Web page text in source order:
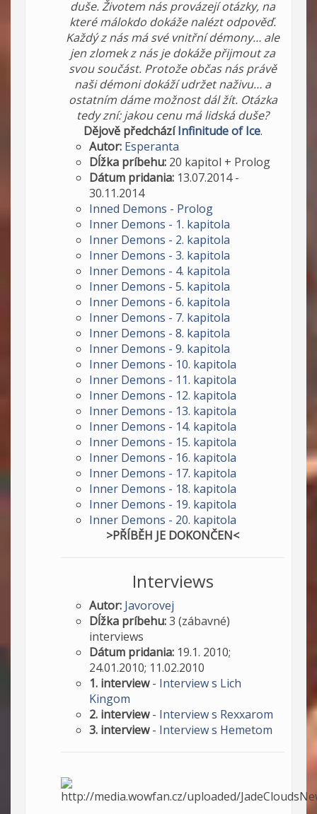
duše. Životem nás provázejí otázky, na
které málokdo dokáže nalézt odpověď.
Každý z nás má své vnitřní démony… ale
jen zlomek z nás je dokáže přijmout za
svou součást. Protože občas nás právě
naši démoni dokáží udržet naživu… a
ostatním dáme možnost dál žít. Otázka
tedy zní: jakou cenu má lidská duše?
Dějově předcházíInfinitude of Ice.
Autor: Esperanta
Dĺžka príbehu: 20 kapitol + Prolog
Dátum pridania: 13.07.2014 -
30.11.2014
Inned Demons - Prolog
Inner Demons - 1. kapitola
Inner Demons - 2. kapitola
Inner Demons - 3. kapitola
Inner Demons - 4. kapitola
Inner Demons - 5. kapitola
Inner Demons - 6. kapitola
Inner Demons - 7. kapitola
Inner Demons - 8. kapitola
Inner Demons - 9. kapitola
Inner Demons - 10. kapitola
Inner Demons - 11. kapitola
Inner Demons - 12. kapitola
Inner Demons - 13. kapitola
Inner Demons - 14. kapitola
Inner Demons - 15. kapitola
Inner Demons - 16. kapitola
Inner Demons - 17. kapitola
Inner Demons - 18. kapitola
Inner Demons - 19. kapitola
Inner Demons - 20. kapitola
>PŘÍBĚH JE DOKONČEN<
Interviews
Autor: Javorovej
Dĺžka príbehu:3 (zábavné)
interviews
Dátum pridania: 19.1. 2010;
24.01.2010; 11.02.2010
1. interview- Interview s Lich
Kingom
2. interview- Interview s Rexxarom
3. interview- Interview s Hemetom